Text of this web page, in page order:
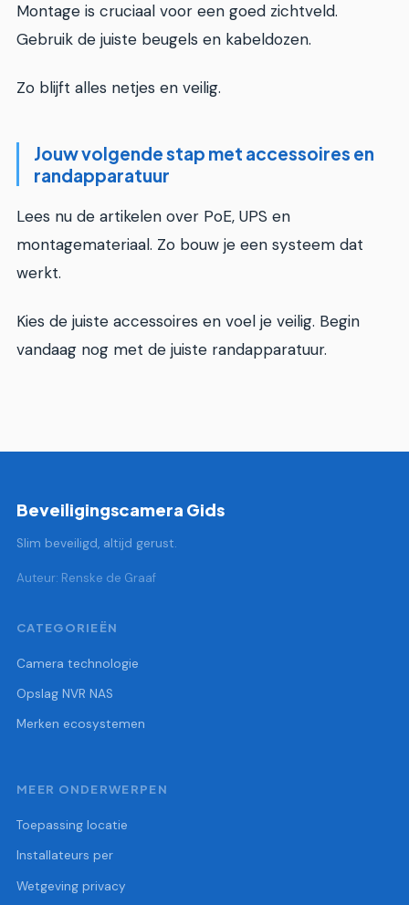
Montage is cruciaal voor een goed zichtveld.
Gebruik de juiste beugels en kabeldozen.
Zo blijft alles netjes en veilig.
Jouw volgende stap met accessoires en
randapparatuur
Lees nu de artikelen over PoE, UPS en
montagemateriaal. Zo bouw je een systeem dat
werkt.
Kies de juiste accessoires en voel je veilig. Begin
vandaag nog met de juiste randapparatuur.
Beveiligingscamera Gids
Slim beveiligd, altijd gerust.
Auteur: Renske de Graaf
CATEGORIEËN
Camera technologie
Opslag NVR NAS
Merken ecosystemen
MEER ONDERWERPEN
Toepassing locatie
Installateurs per
Wetgeving privacy